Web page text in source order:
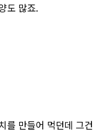
도 많죠.
를 만들어 먹던데 그건